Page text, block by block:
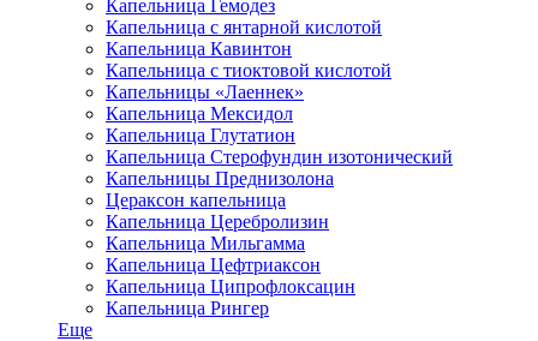
Капельница Гемодез
Капельница с янтарной кислотой
Капельница Кавинтон
Капельница с тиоктовой кислотой
Капельницы «Лаеннек»
Капельница Мексидол
Капельница Глутатион
Капельница Стерофундин изотонический
Капельницы Преднизолона
Цераксон капельница
Капельница Церебролизин
Капельница Мильгамма
Капельница Цефтриаксон
Капельница Ципрофлоксацин
Капельница Рингер
Еще